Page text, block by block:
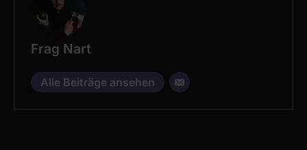
Frag Nart
Alle Beiträge ansehen